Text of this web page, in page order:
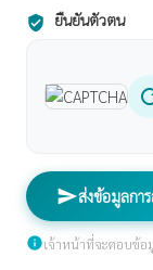
verified_user ยืนยันตัวตน
sendส่งข้อมูลกา
infoเจ้าหน้าที่จะตอบข้อ